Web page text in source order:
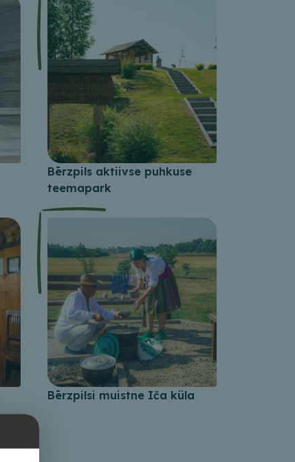
Bērzpils aktiivse puhkuse
teemapark
Bērzpilsi muistne Iča küla